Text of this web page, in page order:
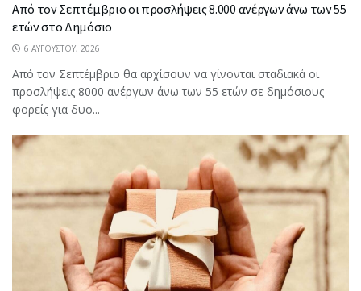
Από τον Σεπτέμβριο οι προσλήψεις 8.000 ανέργων άνω των 55
ετών στο Δημόσιο
6 ΑΥΓΟΎΣΤΟΥ, 2026
Από τον Σεπτέμβριο θα αρχίσουν να γίνονται σταδιακά οι
προσλήψεις 8000 ανέργων άνω των 55 ετών σε δημόσιους
φορείς για δυο...